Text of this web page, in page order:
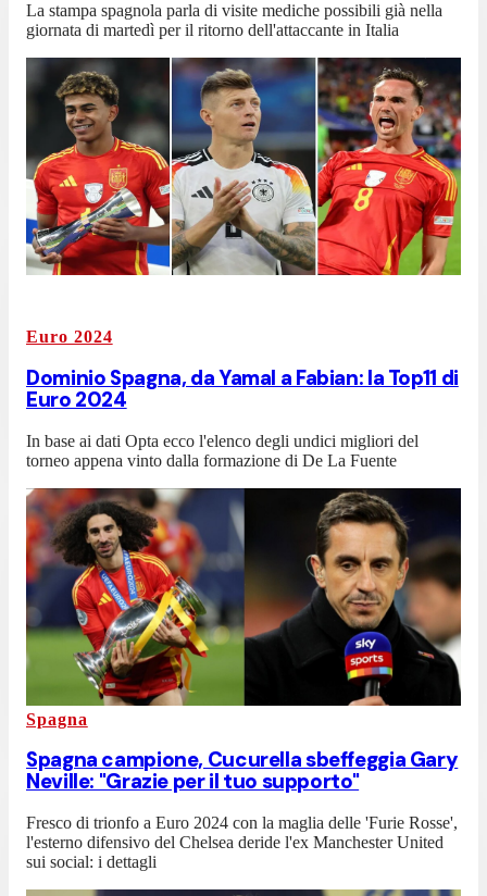
La stampa spagnola parla di visite mediche possibili già nella
giornata di martedì per il ritorno dell'attaccante in Italia
Euro 2024
Dominio Spagna, da Yamal a Fabian: la Top11 di
Euro 2024
In base ai dati Opta ecco l'elenco degli undici migliori del
torneo appena vinto dalla formazione di De La Fuente
Spagna
Spagna campione, Cucurella sbeffeggia Gary
Neville: "Grazie per il tuo supporto"
Fresco di trionfo a Euro 2024 con la maglia delle 'Furie Rosse',
l'esterno difensivo del Chelsea deride l'ex Manchester United
sui social: i dettagli